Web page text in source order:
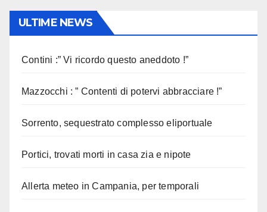
ULTIME NEWS
Contini :” Vi ricordo questo aneddoto !”
Mazzocchi : ” Contenti di potervi abbracciare !”
Sorrento, sequestrato complesso eliportuale
Portici, trovati morti in casa zia e nipote
Allerta meteo in Campania, per temporali